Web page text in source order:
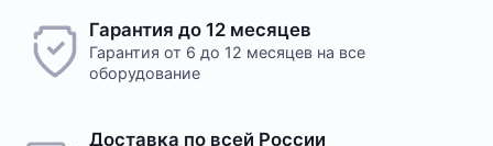
Гарантия до 12 месяцев
Гарантия от 6 до 12 месяцев на все
оборудование
Доставка по всей России